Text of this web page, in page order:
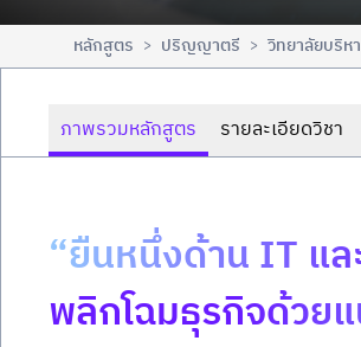
หลักสูตร > ปริญญาตรี > วิทยาลัยบริ
ภาพรวมหลักสูตร รายละเอียดวิชา
“ยืนหนึ่งด้าน IT แ
พลิกโฉมธุรกิจด้วย